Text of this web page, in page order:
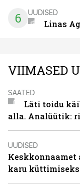
6 UUDISED
Linas
VIIMASED
SAATED
Läti toidu
alla. Analüütik:
UUDISED
Keskkonnaamet
karu küttimiseks